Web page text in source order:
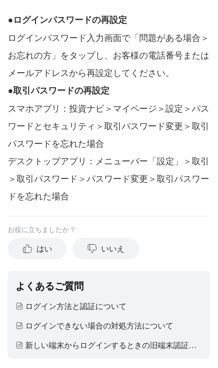
●ログインパスワードの再設定
ログインパスワード入力画面で「問題がある場合＞
お忘れの方」をタップし、お客様の電話番号または
メールアドレスから再設定してください。
●取引パスワードの再設定
スマホアプリ：投資ナビ＞マイページ＞設定＞パス
ワードとセキュリティ＞取引パスワード変更＞取引
パスワードを忘れた場合
デスクトップアプリ：メニューバー「設定」＞取引
＞取引パスワード＞パスワード変更＞取引パスワー
ドを忘れた場合
お役に立ちましたか？
はい いいえ
よくあるご質問
ログイン方法と認証について
ログインできない場合の対処方法について
新しい端末からログインするときの旧端末認証について